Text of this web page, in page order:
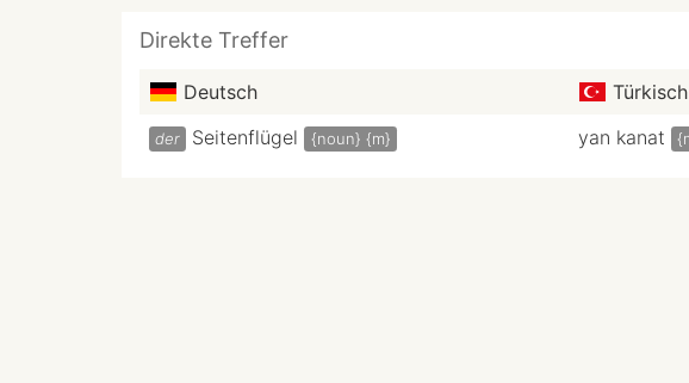
Direkte Treffer
Deutsch Türkisch
der Seitenflügel {noun} {m} yan kanat